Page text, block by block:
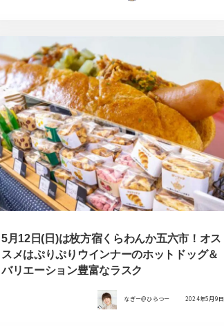
5月12日(日)は枚方宿くらわんか五六市！オス
スメはぷりぷりウインナーのホットドッグ＆
バリエーション豊富なラスク
なぎー＠ひらつー 2024年5月9日